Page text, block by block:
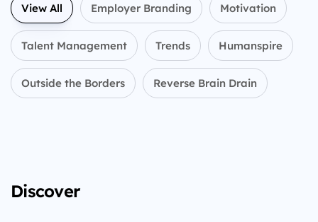
View All Employer Branding Motivation
Talent Management Trends Humanspire
Outside the Borders Reverse Brain Drain
Discover